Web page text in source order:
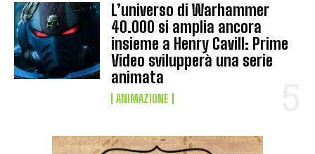
L’universo di Warhammer
40.000 si amplia ancora
insieme a Henry Cavill: Prime
Video svilupperà una serie
animata
ANIMAZIONE